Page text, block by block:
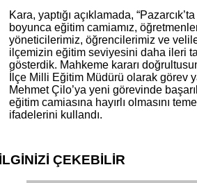
Kara, yaptığı açıklamada,
boyunca eğitim camiamız,
yöneticilerimiz, öğrencilerimiz ve
ilçemizin eğitim seviyesini daha ileri
gösterdik. Mahkeme kararı
İlçe Milli Eğitim Müdürü olarak görev
Mehmet Çilo’ya yeni görevinde
eğitim camiasına hayırlı olmasını
ifadelerini kullandı.
ÇEKEBİLİR